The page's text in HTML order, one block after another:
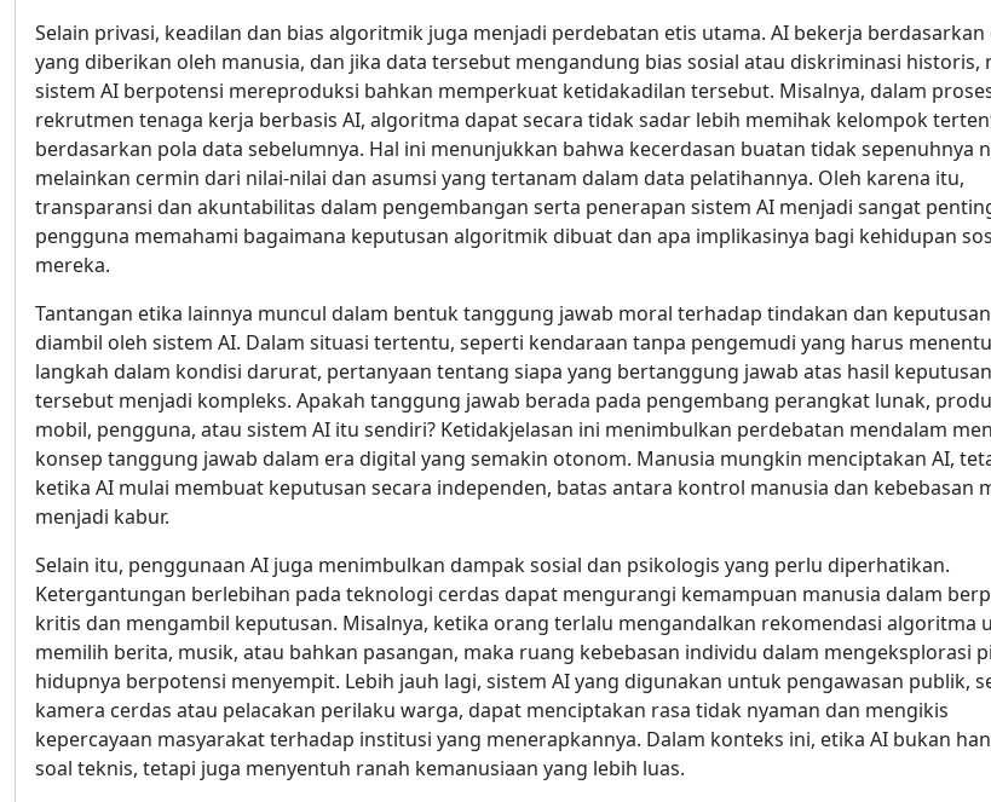
Selain privasi, keadilan dan bias algoritmik juga menjadi perdebatan etis utama. AI bekerja berdasarkan
yang diberikan oleh manusia, dan jika data tersebut mengandung bias sosial atau diskriminasi historis,
sistem AI berpotensi mereproduksi bahkan memperkuat ketidakadilan tersebut. Misalnya, dalam
rekrutmen tenaga kerja berbasis AI, algoritma dapat secara tidak sadar lebih memihak kelompok
berdasarkan pola data sebelumnya. Hal ini menunjukkan bahwa kecerdasan buatan tidak sepenuhnya
melainkan cermin dari nilai-nilai dan asumsi yang tertanam dalam data pelatihannya. Oleh karena itu,
transparansi dan akuntabilitas dalam pengembangan serta penerapan sistem AI menjadi sangat
pengguna memahami bagaimana keputusan algoritmik dibuat dan apa implikasinya bagi kehidupan
mereka.
Tantangan etika lainnya muncul dalam bentuk tanggung jawab moral terhadap tindakan dan
diambil oleh sistem AI. Dalam situasi tertentu, seperti kendaraan tanpa pengemudi yang harus
langkah dalam kondisi darurat, pertanyaan tentang siapa yang bertanggung jawab atas hasil keputusan
tersebut menjadi kompleks. Apakah tanggung jawab berada pada pengembang perangkat lunak,
mobil, pengguna, atau sistem AI itu sendiri? Ketidakjelasan ini menimbulkan perdebatan mendalam
konsep tanggung jawab dalam era digital yang semakin otonom. Manusia mungkin menciptakan AI,
ketika AI mulai membuat keputusan secara independen, batas antara kontrol manusia dan kebebasan
menjadi kabur.
Selain itu, penggunaan AI juga menimbulkan dampak sosial dan psikologis yang perlu diperhatikan.
Ketergantungan berlebihan pada teknologi cerdas dapat mengurangi kemampuan manusia dalam
kritis dan mengambil keputusan. Misalnya, ketika orang terlalu mengandalkan rekomendasi algoritma
memilih berita, musik, atau bahkan pasangan, maka ruang kebebasan individu dalam mengeksplorasi
hidupnya berpotensi menyempit. Lebih jauh lagi, sistem AI yang digunakan untuk pengawasan publik,
kamera cerdas atau pelacakan perilaku warga, dapat menciptakan rasa tidak nyaman dan mengikis
kepercayaan masyarakat terhadap institusi yang menerapkannya. Dalam konteks ini, etika AI bukan
soal teknis, tetapi juga menyentuh ranah kemanusiaan yang lebih luas.